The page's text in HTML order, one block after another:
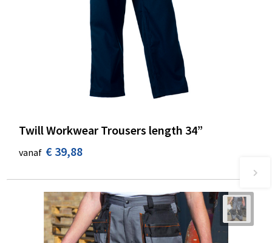
Twill Workwear Trousers length 34”
vanaf € 39,88